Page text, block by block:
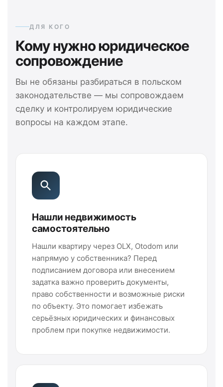
ДЛЯ КОГО
Кому нужно юридическое
сопровождение
Вы не обязаны разбираться в польском
законодательстве — мы сопровождаем
сделку и контролируем юридические
вопросы на каждом этапе.
Нашли недвижимость
самостоятельно
Нашли квартиру через OLX, Otodom или
напрямую у собственника? Перед
подписанием договора или внесением
задатка важно проверить документы,
право собственности и возможные риски
по объекту. Это помогает избежать
серьёзных юридических и финансовых
проблем при покупке недвижимости.